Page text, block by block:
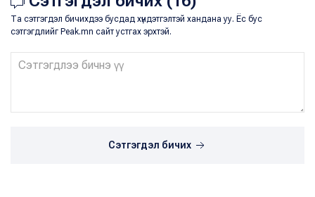
Та сэтгэгдэл бичихдээ бусдад хүндэтгэлтэй хандана уу. Ёс бус
сэтгэгдлийг Peak.mn сайт устгах эрхтэй.
Сэтгэгдэл бичих